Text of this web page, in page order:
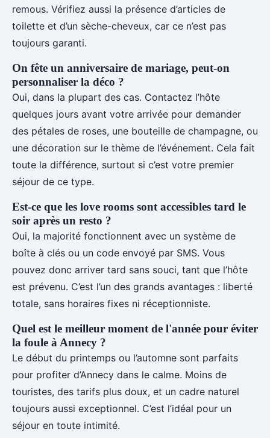
remous. Vérifiez aussi la présence d’articles de
toilette et d’un sèche-cheveux, car ce n’est pas
toujours garanti.
On fête un anniversaire de mariage, peut-on
personnaliser la déco ?
Oui, dans la plupart des cas. Contactez l’hôte
quelques jours avant votre arrivée pour demander
des pétales de roses, une bouteille de champagne, ou
une décoration sur le thème de l’événement. Cela fait
toute la différence, surtout si c’est votre premier
séjour de ce type.
Est-ce que les love rooms sont accessibles tard le
soir après un resto ?
Oui, la majorité fonctionnent avec un système de
boîte à clés ou un code envoyé par SMS. Vous
pouvez donc arriver tard sans souci, tant que l’hôte
est prévenu. C’est l’un des grands avantages : liberté
totale, sans horaires fixes ni réceptionniste.
Quel est le meilleur moment de l'année pour éviter
la foule à Annecy ?
Le début du printemps ou l’automne sont parfaits
pour profiter d’Annecy dans le calme. Moins de
touristes, des tarifs plus doux, et un cadre naturel
toujours aussi exceptionnel. C’est l’idéal pour un
séjour en toute intimité.